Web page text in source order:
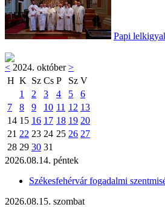
Papi
< 2024. október>
H K Sz Cs P Sz V
1
2 3 4 5
6
7
8 9 10 11 12 13
14 15 16 17 18 19 20
21 22 23 24 25 26 27
28 29 30 31
2026.08.14. péntek
Székesfehérvár fogadalmi
2026.08.15. szombat